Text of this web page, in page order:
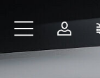
Zum Hauptinhalt